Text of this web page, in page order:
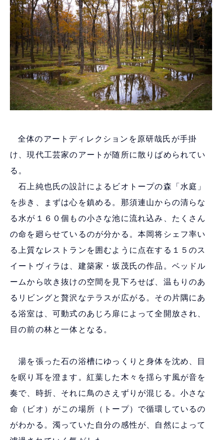
全体のアートディレクションを原研哉氏が手掛
け、現代工芸家のアートが随所に散りばめられてい
る。
石上純也氏の設計によるビオトープの森「水庭」
を歩き、まずは心を鎮める。那須連山からの清らな
る水が１６０個もの小さな池に流れ込み、たくさん
の命を廻らせているのが分かる。本岡将シェフ率い
る上質なレストランを囲むように点在する１５のス
イートヴィラは、建築家・坂茂氏の作品。ベッドル
ームから吹き抜けの空間を見下ろせば、温もりのあ
るリビングと贅沢なテラスが広がる。その片隅にあ
る浴室は、可動式のあじろ扉によって全開放され、
目の前の林と一体となる。
湯を張った石の浴槽にゆっくりと身体を沈め、目
を瞑り耳を澄ます。紅葉した木々を揺らす風が音を
奏で、時折、それに鳥のさえずりが混じる。小さな
命（ビオ）がこの場所（トープ）で循環しているの
がわかる。濁っていた自分の感性が、自然によって